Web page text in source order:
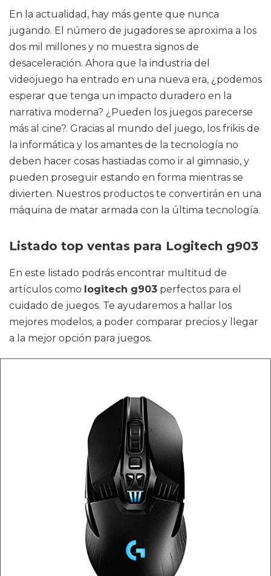
En la actualidad, hay más gente que nunca
jugando. El número de jugadores se aproxima a los
dos mil millones y no muestra signos de
desaceleración. Ahora que la industria del
videojuego ha entrado en una nueva era, ¿podemos
esperar que tenga un impacto duradero en la
narrativa moderna? ¿Pueden los juegos parecerse
más al cine?. Gracias al mundo del juego, los frikis de
la informática y los amantes de la tecnología no
deben hacer cosas hastiadas como ir al gimnasio, y
pueden proseguir estando en forma mientras se
divierten. Nuestros productos te convertirán en una
máquina de matar armada con la última tecnología.
Listado top ventas para Logitech g903
En este listado podrás encontrar multitud de
artículos como logitech g903 perfectos para el
cuidado de juegos. Te ayudaremos a hallar los
mejores modelos, a poder comparar precios y llegar
a la mejor opción para juegos.